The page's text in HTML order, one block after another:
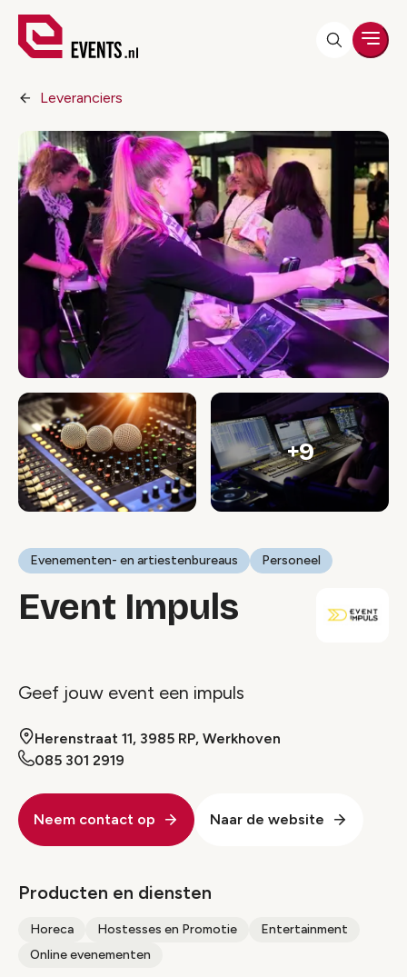
Leveranciers
+9
Evenementen- en artiestenbureaus Personeel
Event Impuls
Geef jouw event een impuls
Herenstraat 11, 3985 RP, Werkhoven
085 301 2919
Neem contact op Naar de website
Producten en diensten
Horeca Hostesses en Promotie
Entertainment
Online evenementen